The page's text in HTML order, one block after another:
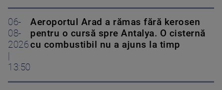
06-
08-
2026
13:50
Aeroportul Arad a rămas fără kerosen
pentru o cursă spre Antalya. O cisternă
cu combustibil nu a ajuns la timp